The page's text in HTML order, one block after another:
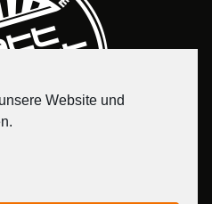
Website und